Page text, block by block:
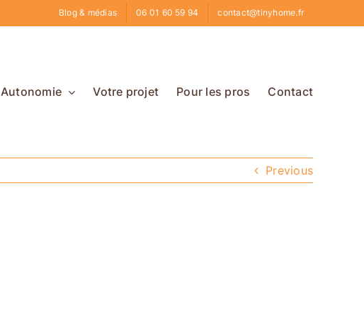
Blog & médias 06 01 60 59 94 contact@tinyhome.fr
Autonomie Votre projet Pour les pros Contact
Previous